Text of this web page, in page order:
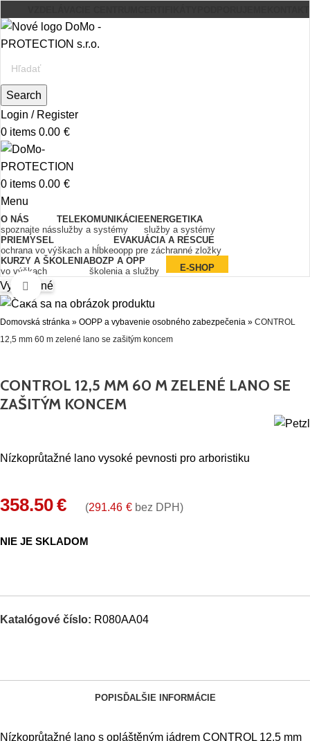
Search
Login / Register
0 items 0.00 €
0 items 0.00 €
Menu
O NÁS
spoznajte nás
TELEKOMUNIKÁCIE
služby a systémy
ENERGETIKA
služby a systémy
PRIEMYSEL
ochrana vo výškach a hĺbke
EVAKUÁCIA A RESCUE
oopp pre záchranné zložky
KURZY A ŠKOLENIA
vo výškach
BOZP A OPP
školenia a služby
E-SHOP
VypredanéClick to enlarge
Domovská stránka » OOPP a vybavenie osobného zabezpečenia » CONTROL
12,5 mm 60 m zelené lano se zašitým koncem
CONTROL 12,5 MM 60 M ZELENÉ LANO SE
ZAŠITÝM KONCEM
Nízkoprůtažné lano vysoké pevnosti pro arboristiku
358.50€ (291.46 € bez DPH)
NIE JE SKLADOM
Katalógové číslo: R080AA04
POPISĎALŠIE INFORMÁCIE
Nízkoprůtažné lano s opláštěným jádrem CONTROL 12,5 mm